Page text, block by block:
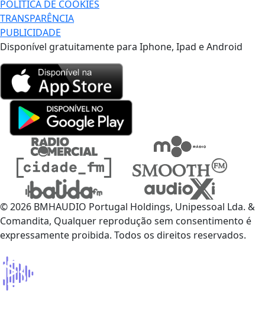
POLÍTICA DE COOKIES
TRANSPARÊNCIA
PUBLICIDADE
Disponível gratuitamente para Iphone, Ipad e Android
© 2026 BMHAUDIO Portugal Holdings, Unipessoal Lda. &
Comandita, Qualquer reprodução sem consentimento é
expressamente proibida. Todos os direitos reservados.